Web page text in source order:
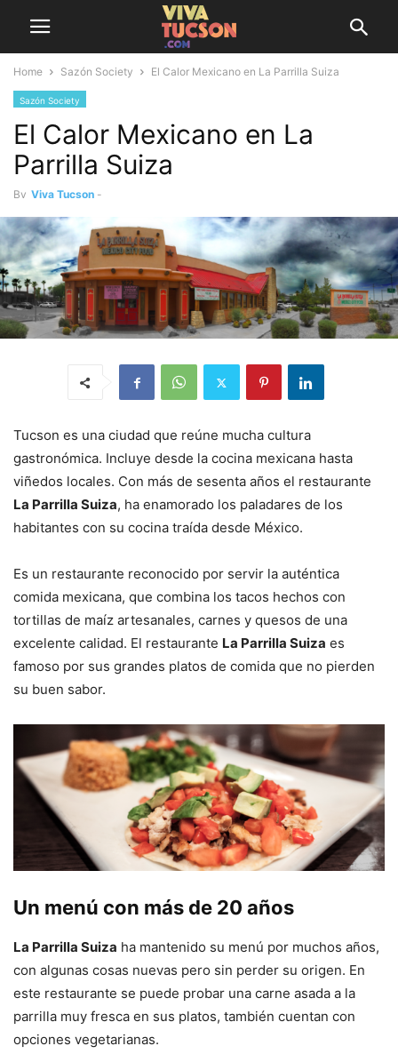
Home Sazón Society El Calor Mexicano en La Parrilla Suiza
Sazón Society
El Calor Mexicano en La
Parrilla Suiza
By Viva Tucson -
Tucson es una ciudad que reúne mucha cultura
gastronómica. Incluye desde la cocina mexicana hasta
viñedos locales. Con más de sesenta años el restaurante
La Parrilla Suiza, ha enamorado los paladares de los
habitantes con su cocina traída desde México.
Es un restaurante reconocido por servir la auténtica
comida mexicana, que combina los tacos hechos con
tortillas de maíz artesanales, carnes y quesos de una
excelente calidad. El restaurante La Parrilla Suiza es
famoso por sus grandes platos de comida que no pierden
su buen sabor.
Un menú con más de 20 años
La Parrilla Suiza ha mantenido su menú por muchos años,
con algunas cosas nuevas pero sin perder su origen. En
este restaurante se puede probar una carne asada a la
parrilla muy fresca en sus platos, también cuentan con
opciones vegetarianas.